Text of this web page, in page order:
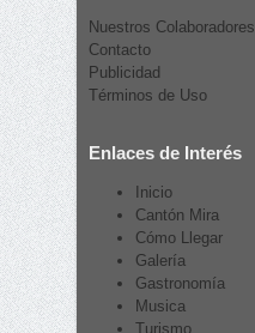
Nuestros Colaboradores
Contacto
Publicidad
Términos de Uso
Enlaces de Interés
Inicio
Cantón Mira
Cómo Llegar
Galería
Gastronomía
Musica
Turismo